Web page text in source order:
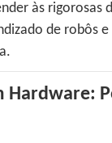
às rigorosas
de robôs
Hardware: